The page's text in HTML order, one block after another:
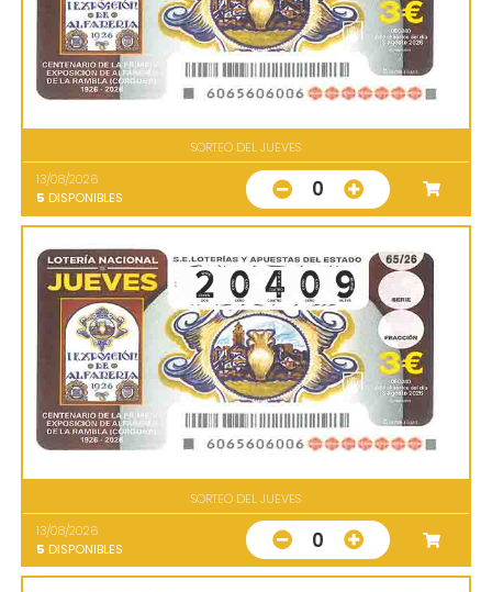
SORTEO DEL JUEVES
13/08/2026
5 DISPONIBLES 0
SORTEO DEL JUEVES
13/08/2026
5 DISPONIBLES 0